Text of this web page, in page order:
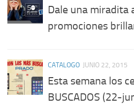
Dale una miradita
promociones
CATALOGO JUNIO 22, 2015
Esta semana los
BUSCADOS (22-